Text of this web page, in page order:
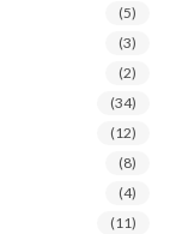
(5)
(3)
(2)
(34)
(12)
(8)
(4)
(11)